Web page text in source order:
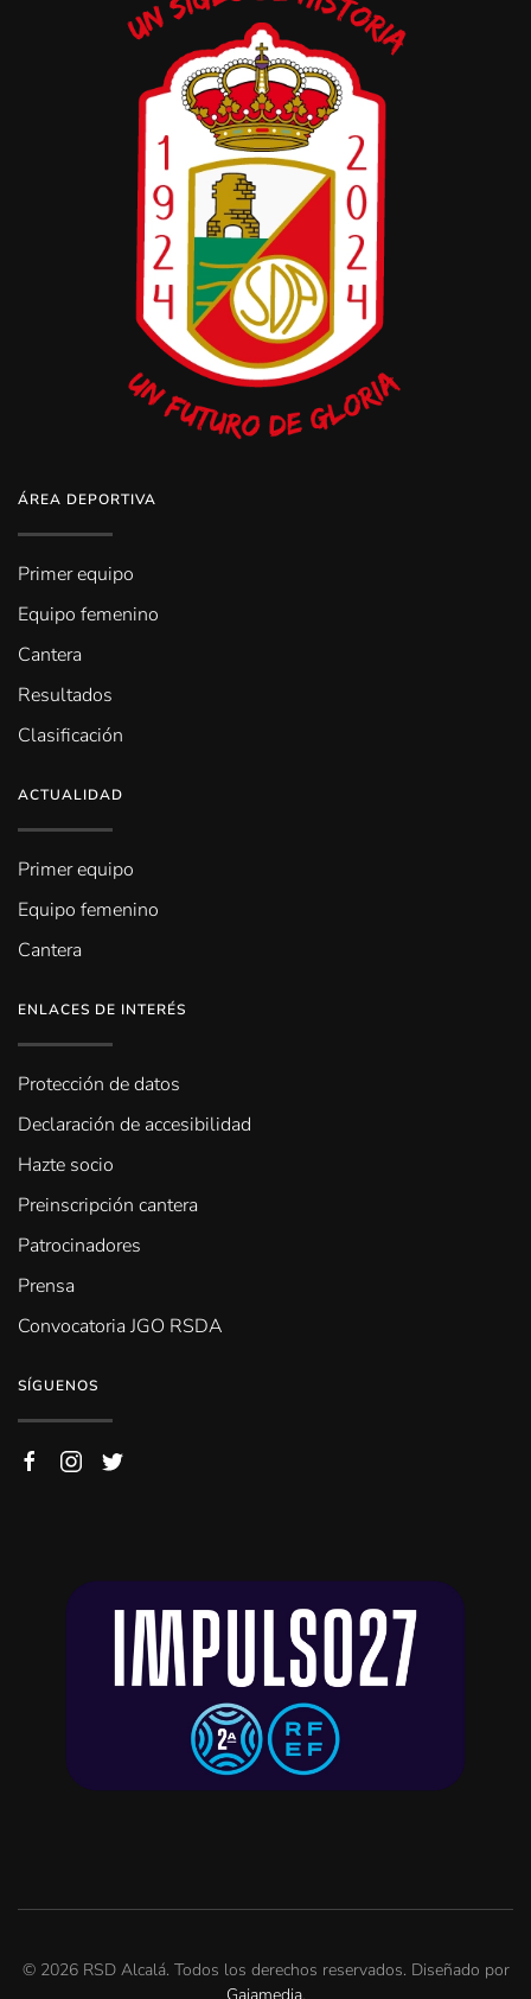
ÁREA DEPORTIVA
Primer equipo
Equipo femenino
Cantera
Resultados
Clasificación
ACTUALIDAD
Primer equipo
Equipo femenino
Cantera
ENLACES DE INTERÉS
Protección de datos
Declaración de accesibilidad
Hazte socio
Preinscripción cantera
Patrocinadores
Prensa
Convocatoria JGO RSDA
SÍGUENOS
© 2026RSD Alcalá. Todos los derechos reservados. Diseñado por
Gaiamedia.